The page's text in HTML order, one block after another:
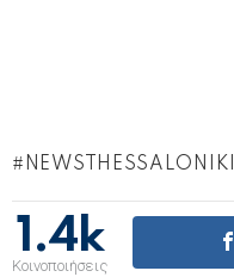
NEWSTHESSALONIKI
1.4k
Κοινοποιήσεις